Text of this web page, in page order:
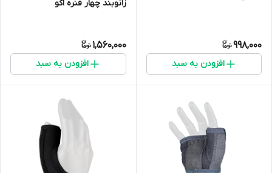
998,000
افزودن به سبد
زانوبند چهار فنره اکو
1,560,000
افزودن به سبد